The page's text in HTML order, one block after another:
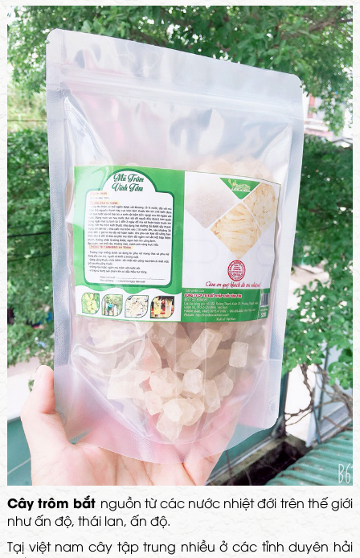
Cây trôm bắt nguồn từ các nước nhiệt đới trên thế giới
như ấn độ, thái lan, ấn độ.
Tạị việt nam cây tập trung nhiều ở các tỉnh duyên hải